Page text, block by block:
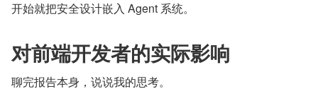
开始就把安全设计嵌入 Agent 系统。
对前端开发者的实际影响
聊完报告本身，说说我的思考。